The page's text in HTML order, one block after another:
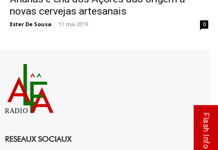
novas cervejas artesanais
Ester De Sousa - 11 mai 2019 0
RADIO
RESEAUX SOCIAUX Flash Info